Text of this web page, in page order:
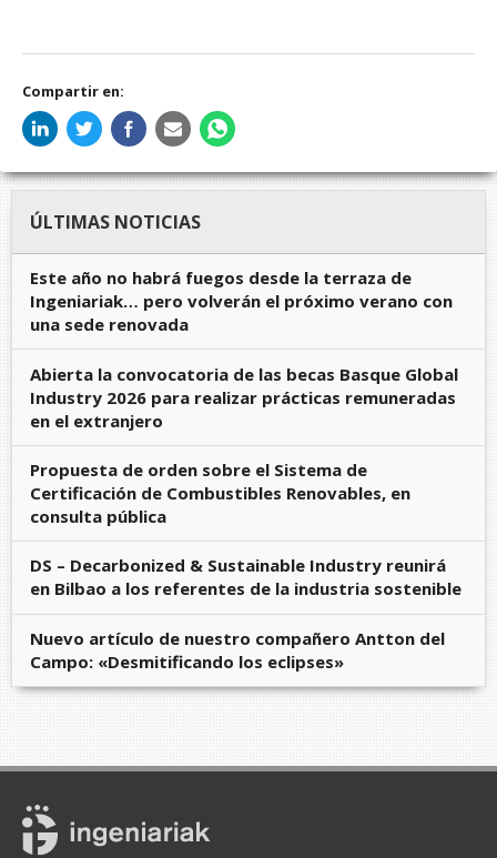
Compartir en:
ÚLTIMAS NOTICIAS
Este año no habrá fuegos desde la terraza de
Ingeniariak… pero volverán el próximo verano con
una sede renovada
Abierta la convocatoria de las becas Basque Global
Industry 2026 para realizar prácticas remuneradas
en el extranjero
Propuesta de orden sobre el Sistema de
Certificación de Combustibles Renovables, en
consulta pública
DS – Decarbonized & Sustainable Industry reunirá
en Bilbao a los referentes de la industria sostenible
Nuevo artículo de nuestro compañero Antton del
Campo: «Desmitificando los eclipses»